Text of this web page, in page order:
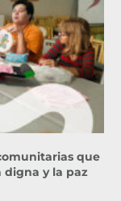
que
digna y la paz